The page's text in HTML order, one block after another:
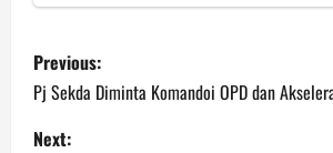
P
o
Previous:
Pj Sekda Diminta Komandoi OPD dan
Next: